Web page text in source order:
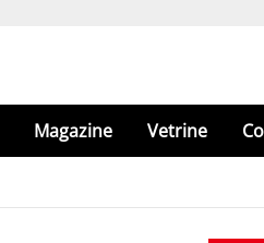
Magazine Vetrine